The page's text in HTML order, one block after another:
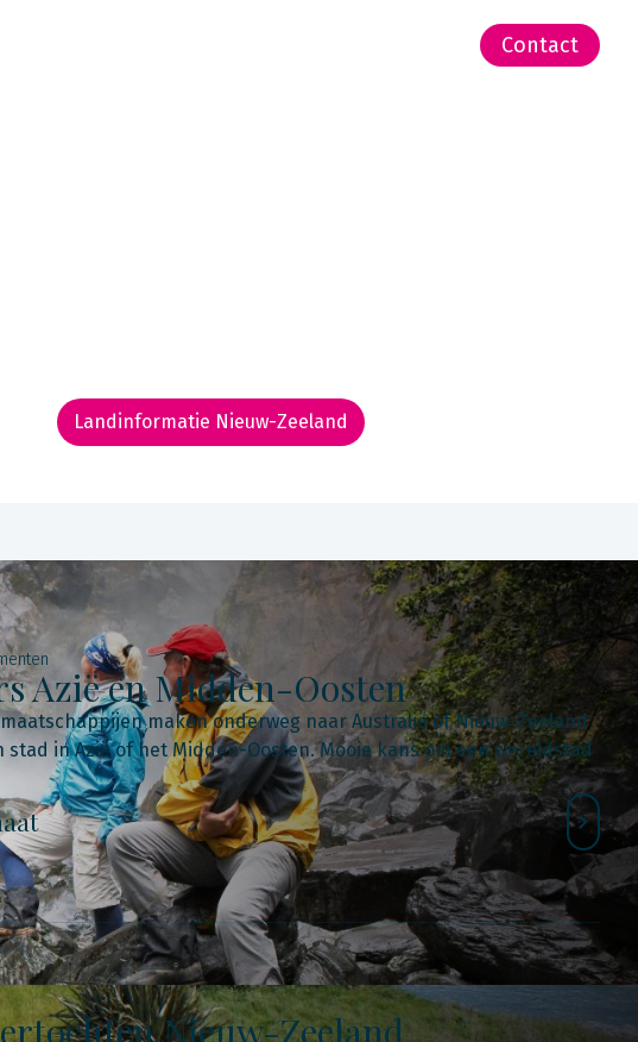
Contact
Landinformatie Nieuw-Zeeland
Azië en Midden-Oosten
maken onderweg naar Australië of Nieuw-Zeeland
stad in Azië of het Midden-Oosten. Mooie kans om een wereldstad
Nieuw-Zeeland